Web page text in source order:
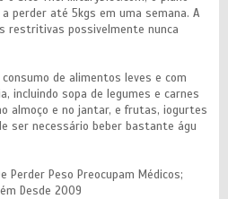
perder até 5kgs em uma semana. A
restritivas possivelmente nunca
de alimentos leves e com
incluindo sopa de legumes e carnes
almoço e no jantar, e frutas, iogurtes
ser necessário beber bastante águ
Perder Peso Preocupam Médicos;
Desde 2009